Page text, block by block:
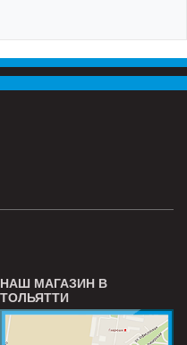
НАШ МАГАЗИН В
ТОЛЬЯТТИ